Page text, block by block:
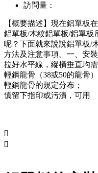
訪問量：
【概要描述】 現在鋁單板
鋁單板/木紋鋁單板/鋁單板
呢？下面就來說說鋁單板/
方法及注意事項。一、
拉好水平線，縱橫垂直
輕鋼龍骨（38或50的龍骨
輕鋼龍骨的規定分布； 3
慎留下指印或污漬，可用

